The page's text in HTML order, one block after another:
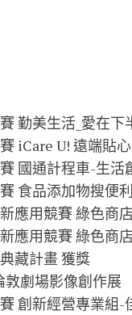
勤美生活_愛在下
iCare U! 遠端貼
國通計程車-生
食品添加物搜便
應用競賽 綠色商
應用競賽 綠色商
藏計畫 獲獎
敦劇場影像創作展
創新經營專業組-